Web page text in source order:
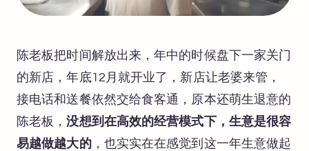
陈老板把时间解放出来，年中的时候盘下一家关门
的新店，年底12月就开业了，新店让老婆来管，
接电话和送餐依然交给食客通，原本还萌生退意的
陈老板，没想到在高效的经营模式下，生意是很容
易越做越大的，也实实在在感觉到这一年生意做起